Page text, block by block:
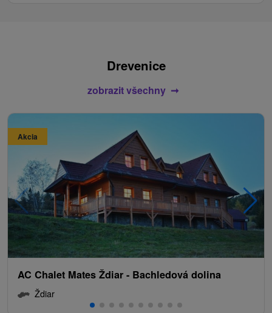
Drevenice
zobrazit všechny
Akcia
AC Chalet Mates Ždiar - Bachledová dolina
Ždiar